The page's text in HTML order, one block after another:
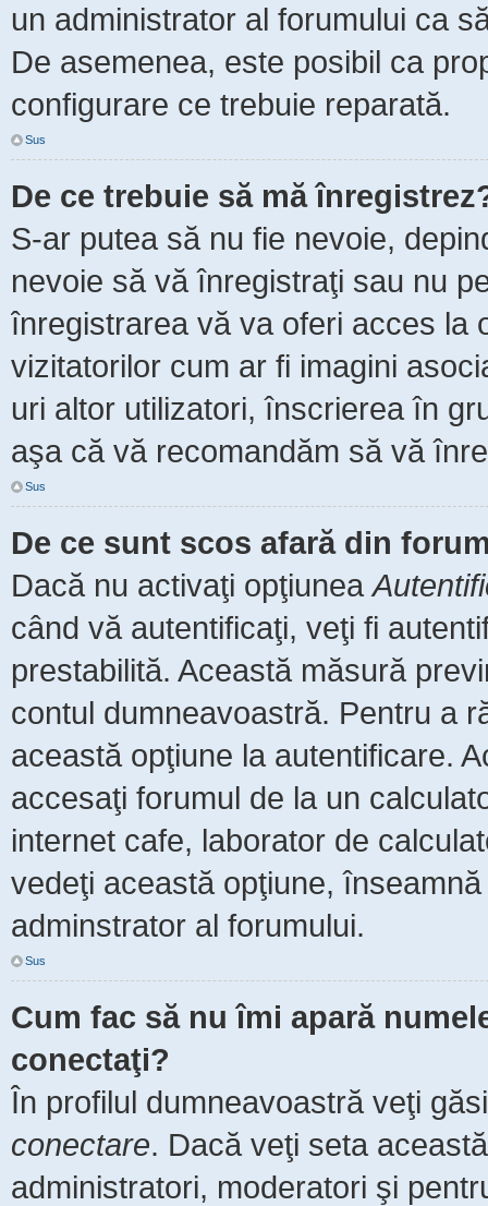
un administrator al forumului ca
De asemenea, este posibil ca
configurare ce trebuie reparată.
Sus
De ce trebuie să mă
S-ar putea să nu fie nevoie,
nevoie să vă înregistraţi sau nu
înregistrarea vă va oferi acces la
vizitatorilor cum ar fi imagini
uri altor utilizatori, înscrierea în
aşa că vă recomandăm să vă
Sus
De ce sunt scos afară din
Dacă nu activaţi opţiunea
când vă autentificaţi, veţi fi
prestabilită. Această măsură
contul dumneavoastră. Pentru a
această opţiune la autentificare.
accesaţi forumul de la un
internet cafe, laborator de
vedeţi această opţiune,
adminstrator al forumului.
Sus
Cum fac să nu îmi apară
conectaţi?
În profilul dumneavoastră veţi
conectare. Dacă veţi seta
administratori, moderatori şi